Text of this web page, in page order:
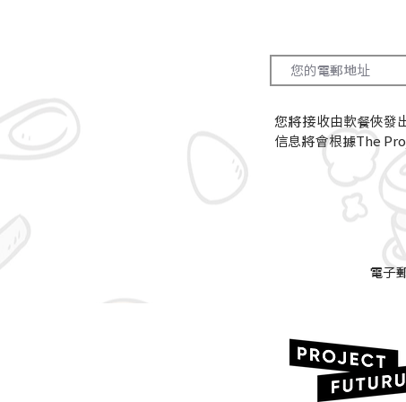
您將接收由軟餐俠發
信息將會根據The
電子